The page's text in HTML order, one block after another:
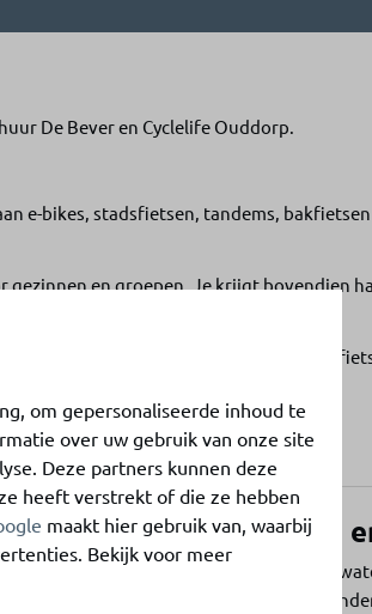
De Bever en Cyclelife Ouddorp.
e-bikes, stadsfietsen, tandems,
en groepen. Je krijgt bovendien
accessoires zoals kinderzitjes of
Noordzee
Als het gaat om
betere plek te
om gepersonaliseerde inhoud te
over uw gebruik van onze site
Deze partners kunnen deze
heeft verstrekt of die ze hebben
maakt hier gebruik van, waarbij
Bekijk voor meer